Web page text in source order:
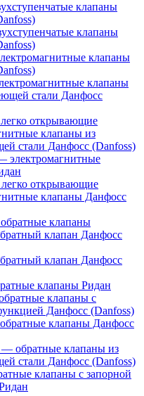
клапаны
клапаны
клапаны
клапаны
стали Данфосс
открывающие
клапаны из
стали Данфосс (Danfoss)
электромагнитные
открывающие
клапаны Данфосс
клапаны
клапан Данфосс
клапан Данфосс
клапаны Ридан
клапаны с
Данфосс (Danfoss)
клапаны Данфосс
обратные клапаны из
стали Данфосс (Danfoss)
клапаны с запорной